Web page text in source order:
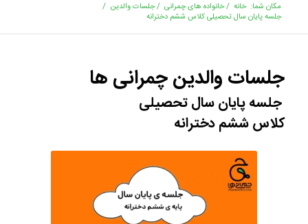
مکان شما: خانه /خانواده های چمرانی /جلسات والدین /
جلسه پایان سال تحصیلی کلاس ششم دخترانه
جلسات والدین چمرانی ها
جلسه پایان سال تحصیلی
کلاس ششم دخترانه